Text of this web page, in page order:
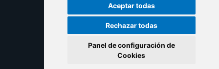
Aceptar todas
Rechazar todas
Panel de configuración de
Cookies